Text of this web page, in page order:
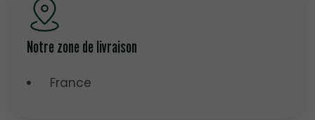
Notre zone de livraison
France